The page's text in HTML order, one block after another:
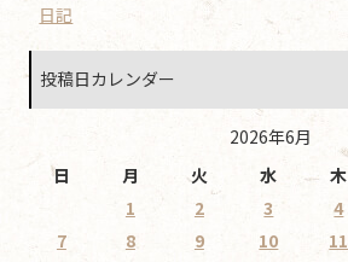
日記
投稿日カレンダー
2026年6月
日
月 火 水 木
1
2 3 4
7
8 9 10 11